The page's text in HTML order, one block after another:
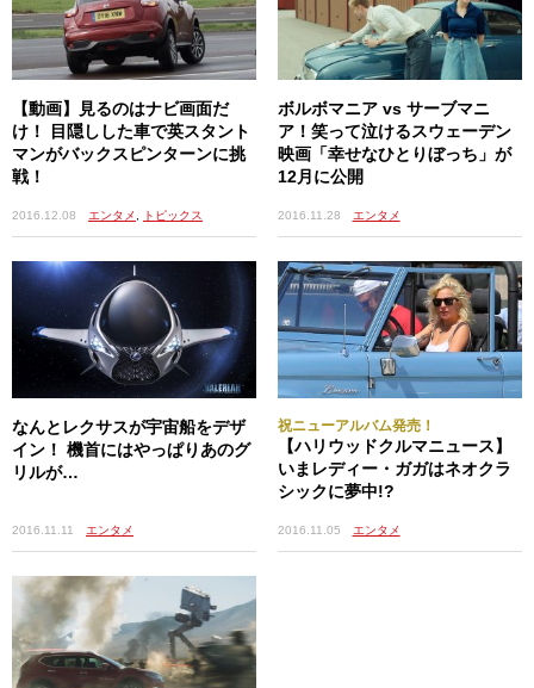
紹介しきれないので続きます！
スペックや価格など、より詳しい情報はこちら
ポルシェ911
http://www.porsche.com/japan/jp
ロールス・ロイス・モーター・カーズ東京
ロールス・ロイス・モーター・カーズ横浜
http://www.rolls-roycemotorcars-nicole.com/
ロールス・ロイス・モーター・カーズ大阪
http://www.rolls-roycemotorcars-osaka.com/
【動画】見るのはナビ画面だ
け！ 目隠しした車で英スタント
マンがバックスピンターンに挑
戦！
2016.12.08 エンタメ トピックス
ボルボマニア vs サーブマニ
ア！笑って泣けるスウェーデン
映画「幸せなひとりぼっち」が
12月に公開
2016.11.28 エンタメ
なんとレクサスが宇宙船をデザ
イン！ 機首にはやっぱりあのグ
リルが…
2016.11.11 エンタメ
祝ニューアルバム発売！
【ハリウッドクルマニュース】
いまレディー・ガガはネオクラ
シックに夢中!?
2016.11.05 エンタメ